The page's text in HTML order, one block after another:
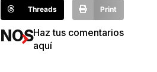
Threads Print
Haz tus comentarios
aquí